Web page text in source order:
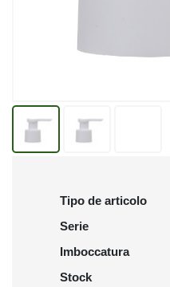
Tipo de articolo
Serie
Imboccatura
Stock